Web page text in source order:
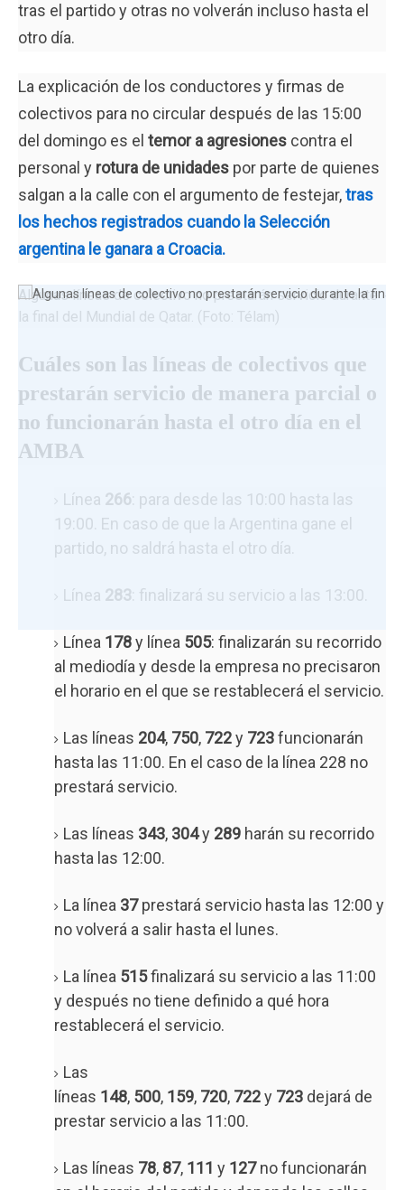
tras el partido y otras no volverán incluso hasta el
otro día.
La explicación de los conductores y firmas de
colectivos para no circular después de las 15:00
del domingo es el temor a agresiones contra el
personal y rotura de unidades por parte de quienes
salgan a la calle con el argumento de festejar,tras
los hechos registrados cuando la Selección
argentina le ganara a Croacia.
Algunas líneas de colectivo no prestarán servicio durante
la final del Mundial de Qatar. (Foto: Télam)
Cuáles son las líneas de colectivos que
prestarán servicio de manera parcial o
no funcionarán hasta el otro día en el
AMBA
Línea 266 : para desde las 10:00 hasta las
19:00. En caso de que la Argentina gane el
partido, no saldrá hasta el otro día.
Línea 283 : finalizará su servicio a las 13:00.
Línea 178y línea 505: finalizarán su recorrido
al mediodía y desde la empresa no precisaron
el horario en el que se restablecerá el servicio.
Las líneas 204, 750, 722y 723funcionarán
hasta las 11:00. En el caso de la línea 228 no
prestará servicio.
Las líneas 343, 304y 289 harán su recorrido
hasta las 12:00.
La línea 37prestará servicio hasta las 12:00 y
no volverá a salir hasta el lunes.
La línea 515finalizará su servicio a las 11:00
y después no tiene definido a qué hora
restablecerá el servicio.
Las
líneas 148, 500, 159, 720, 722y 723 dejará de
prestar servicio a las 11:00.
Las líneas 78, 87, 111 y 127no funcionarán